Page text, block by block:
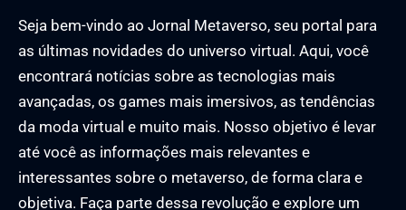
Seja bem-vindo ao Jornal Metaverso, seu portal para
as últimas novidades do universo virtual. Aqui, você
encontrará notícias sobre as tecnologias mais
avançadas, os games mais imersivos, as tendências
da moda virtual e muito mais. Nosso objetivo é levar
até você as informações mais relevantes e
interessantes sobre o metaverso, de forma clara e
objetiva. Faça parte dessa revolução e explore um